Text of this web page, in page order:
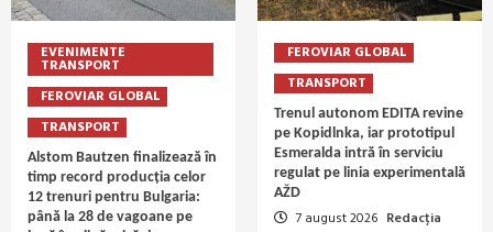
EVENIMENTE
TRANSPORT
FEROVIAR GLOBAL
TRANSPORT
Alstom Bautzen finalizează în
timp record producția celor
12 trenuri pentru Bulgaria:
până la 28 de vagoane pe
FEROVIAR GLOBAL
TRANSPORT
Trenul autonom EDITA revine
pe Kopidlnka, iar prototipul
Esmeralda intră în serviciu
regulat pe linia experimentală
AŽD
7 august 2026 Redacția